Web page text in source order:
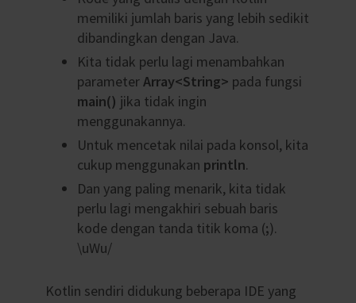
memiliki jumlah baris yang lebih sedikit
dibandingkan dengan Java.
Kita tidak perlu lagi menambahkan
parameterArray<String> pada fungsi
main() jika tidak ingin
menggunakannya.
Untuk mencetak nilai pada konsol, kita
cukup menggunakan println.
Dan yang paling menarik, kita tidak
perlu lagi mengakhiri sebuah baris
kode dengan tanda titik koma (;).
\uWu/
Kotlin sendiri didukung beberapa IDE yang